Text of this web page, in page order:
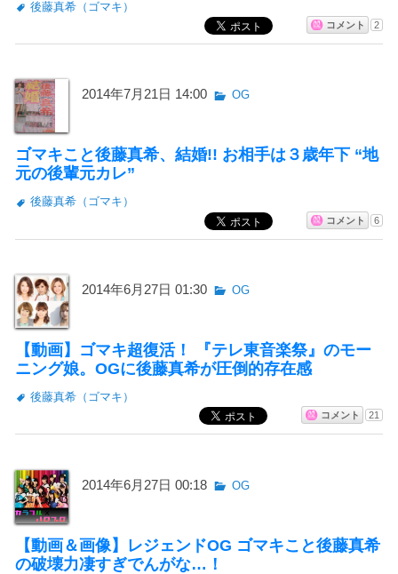
後藤真希（ゴマキ）
コメント 2
2014年7月21日 14:00 OG
ゴマキこと後藤真希、結婚!! お相手は３歳年下 “地
元の後輩元カレ”
後藤真希（ゴマキ）
コメント 6
2014年6月27日 01:30 OG
【動画】ゴマキ超復活！ 『テレ東音楽祭』のモー
ニング娘。OGに後藤真希が圧倒的存在感
後藤真希（ゴマキ）
コメント 21
2014年6月27日 00:18 OG
【動画＆画像】レジェンドOG ゴマキこと後藤真希
の破壊力凄すぎでんがな…！